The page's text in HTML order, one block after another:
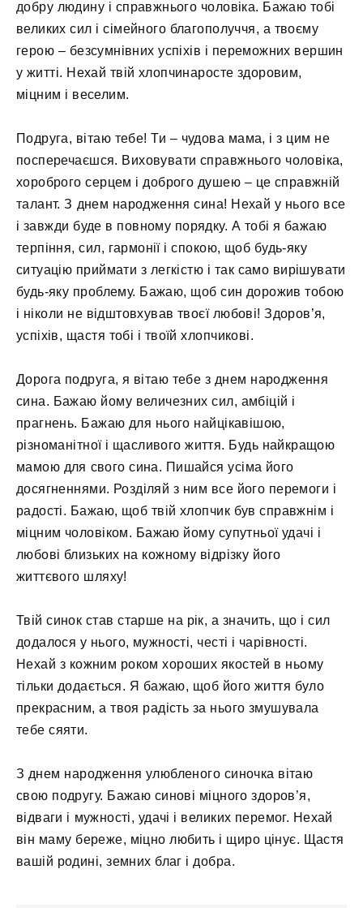
добру людину і справжнього чоловіка. Бажаю тобі
великих сил і сімейного благополуччя, а твоєму
герою – безсумнівних успіхів і переможних вершин
у житті. Нехай твій хлопчинаросте здоровим,
міцним і веселим.
Подруга, вітаю тебе! Ти – чудова мама, і з цим не
посперечаєшся. Виховувати справжнього чоловіка,
хороброго серцем і доброго душею – це справжній
талант. З днем ​​народження сина! Нехай у нього все
і завжди буде в повному порядку. А тобі я бажаю
терпіння, сил, гармонії і спокою, щоб будь-яку
ситуацію приймати з легкістю і так само вирішувати
будь-яку проблему. Бажаю, щоб син дорожив тобою
і ніколи не відштовхував твоєї любові! Здоров’я,
успіхів, щастя тобі і твоїй хлопчикові.
Дорога подруга, я вітаю тебе з днем ​​народження
сина. Бажаю йому величезних сил, амбіцій і
прагнень. Бажаю для нього найцікавішою,
різноманітної і щасливого життя. Будь найкращою
мамою для свого сина. Пишайся усіма його
досягненнями. Розділяй з ним все його перемоги і
радості. Бажаю, щоб твій хлопчик був справжнім і
міцним чоловіком. Бажаю йому супутньої удачі і
любові близьких на кожному відрізку його
життєвого шляху!
Твій синок став старше на рік, а значить, що і сил
додалося у нього, мужності, честі і чарівності.
Нехай з кожним роком хороших якостей в ньому
тільки додається. Я бажаю, щоб його життя було
прекрасним, а твоя радість за нього змушувала
тебе сяяти.
З днем ​​народження улюбленого синочка вітаю
свою подругу. Бажаю синові міцного здоров’я,
відваги і мужності, удачі і великих перемог. Нехай
він маму береже, міцно любить і щиро цінує. Щастя
вашій родині, земних благ і добра.